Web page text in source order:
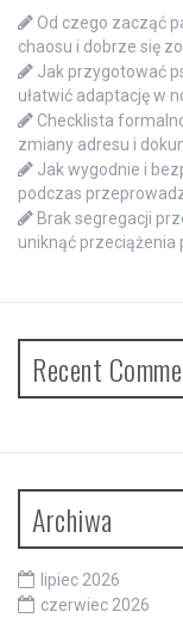
Od czego zacząć
chaosu i dobrze się
Jak przygotować
ułatwić adaptację w
Checklista
zmiany adresu i
Jak wygodnie i
podczas
Brak segregacji
uniknąć przeciążenia
Recent
Archiwa
lipiec 2026
czerwiec 2026